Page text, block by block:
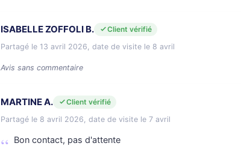
ISABELLE ZOFFOLI B.
Client vérifié
Partagé le 13 avril 2026, date de visite le 8 avril
Avis sans commentaire
MARTINE A.
Client vérifié
Partagé le 8 avril 2026, date de visite le 7 avril
Bon contact, pas d'attente